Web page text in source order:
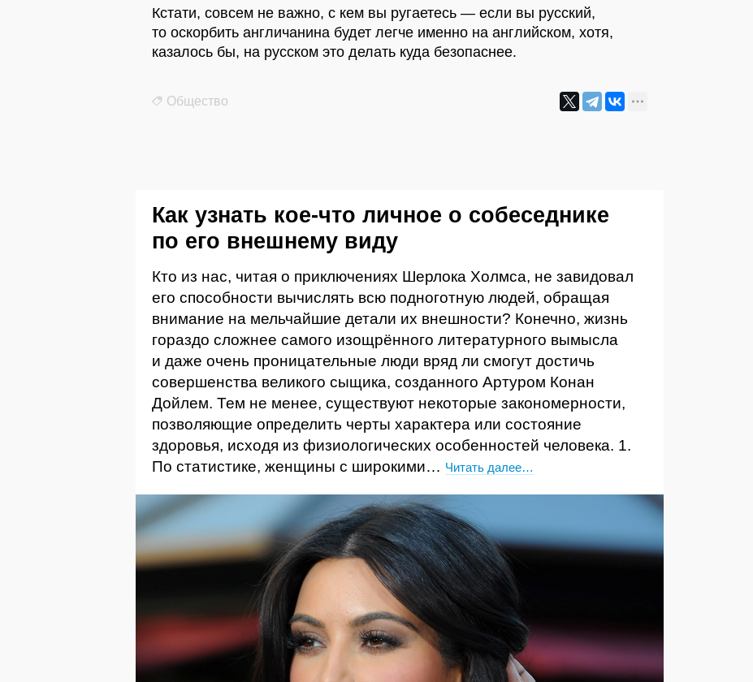
Кстати, совсем не важно, с кем вы ругаетесь — если вы русский,
то оскорбить англичанина будет легче именно на английском, хотя,
казалось бы, на русском это делать куда безопаснее.
Общество
Как узнать кое-что личное о собеседнике
по его внешнему виду
Кто из нас, читая о приключениях Шерлока Холмса, не завидовал
его способности вычислять всю подноготную людей, обращая
внимание на мельчайшие детали их внешности? Конечно, жизнь
гораздо сложнее самого изощрённого литературного вымысла
и даже очень проницательные люди вряд ли смогут достичь
совершенства великого сыщика, созданного Артуром Конан
Дойлем. Тем не менее, существуют некоторые закономерности,
позволяющие определить черты характера или состояние
здоровья, исходя из физиологических особенностей человека. 1.
По статистике, женщины с широкими… Читать далее…